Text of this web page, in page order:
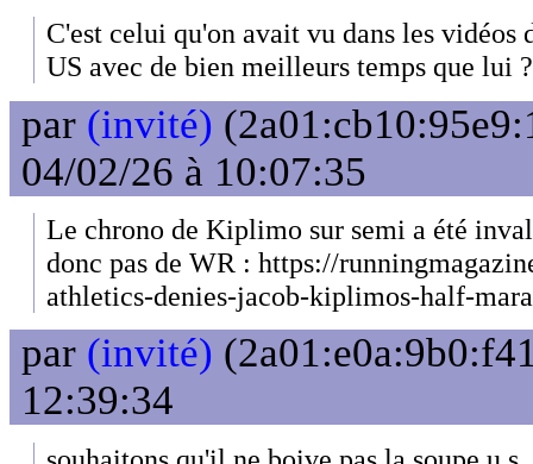
C'est celui qu'on avait vu dans les vidéos
US avec de bien meilleurs temps que lui ?
par (invité)
04/02/26 à 10:07:35
Le chrono de Kiplimo sur semi a été
donc pas de WR : https://
athletics-denies-jacob-kiplimos-half-
par (invité)
12:39:34